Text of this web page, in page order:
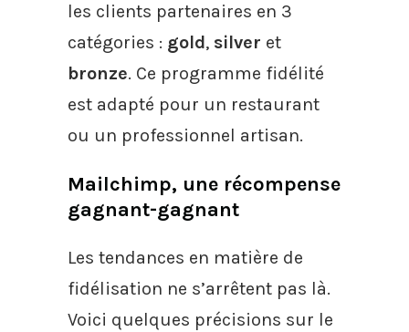
les clients partenaires en 3
catégories : gold, silver et
bronze. Ce programme fidélité
est adapté pour un restaurant
ou un professionnel artisan.
Mailchimp, une récompense
gagnant-gagnant
Les tendances en matière de
fidélisation ne s’arrêtent pas là.
Voici quelques précisions sur le